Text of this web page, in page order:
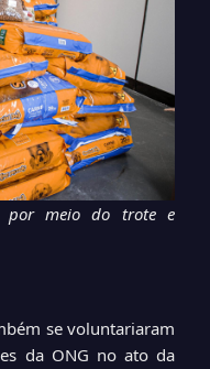
por meio do trote e
se voluntariaram
da ONG no ato da